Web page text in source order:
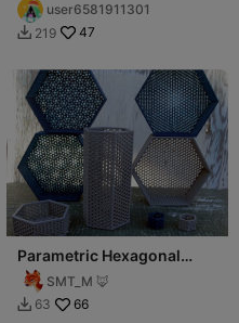
user6581911301
 219 47
Parametric Hexagonal
BoxesSMT_M 🦊
 63 66